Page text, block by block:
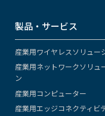
製品・サービス
産業用ワイヤレスソリュー
産業用ネットワークソリュ
ン
産業用コンピューター
産業用エッジコネクティビ